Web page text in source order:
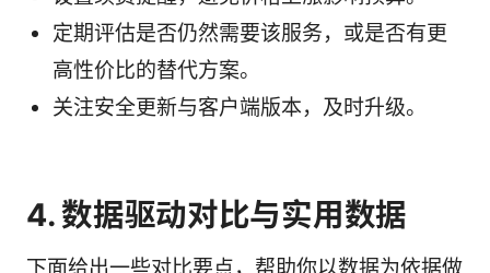
定期评估是否仍然需要该服务，或是否有更
高性价比的替代方案。
关注安全更新与客户端版本，及时升级。
4. 数据驱动对比与实用数据